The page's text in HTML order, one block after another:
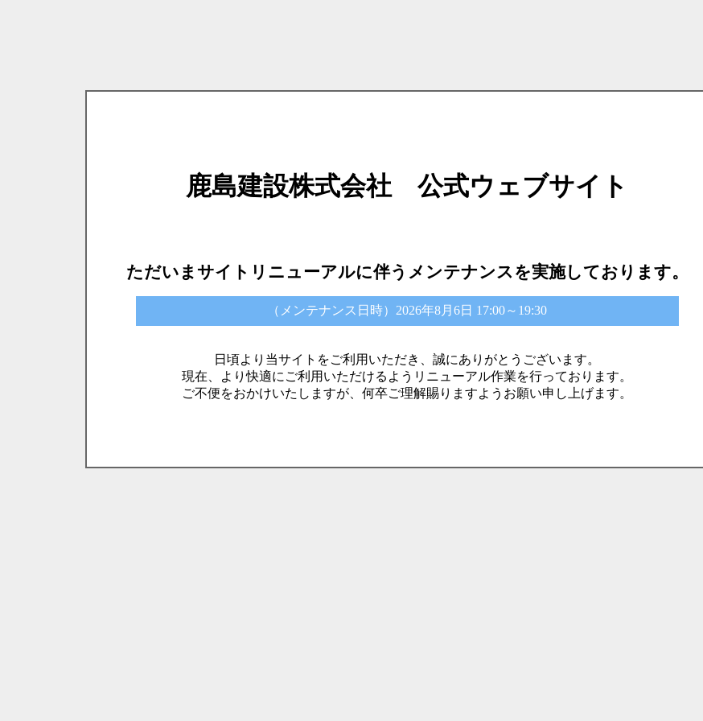
鹿島建設株式会社 公式ウェブサイト
ただいまサイトリニューアルに伴うメンテナンスを実施しております。
（メンテナンス日時）2026年8月6日 17:00～19:30
日頃より当サイトをご利用いただき、誠にありがとうございます。
現在、より快適にご利用いただけるようリニューアル作業を行っております。
ご不便をおかけいたしますが、何卒ご理解賜りますようお願い申し上げます。